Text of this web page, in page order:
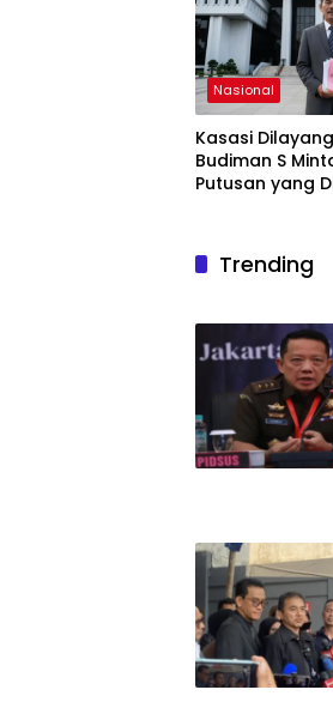
Nasional
Kasasi
Budiman S
Putusan yang
Trending